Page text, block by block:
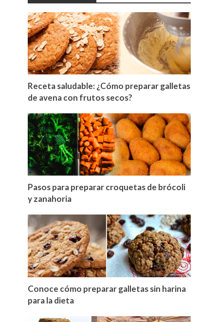
Receta saludable: ¿Cómo preparar galletas
de avena con frutos secos?
Pasos para preparar croquetas de brócoli
y zanahoria
Conoce cómo preparar galletas sin harina
para la dieta